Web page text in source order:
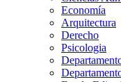
Economía
Arquitectura
Derecho
Psicologia